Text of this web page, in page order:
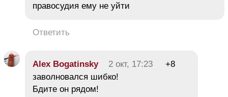
правосудия ему не уйти
Ответить
Alex Bogatinsky 2 окт, 17:23
+8
заволновался шибко!
Бдите он рядом!